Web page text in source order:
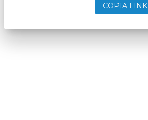
COPIA LINK